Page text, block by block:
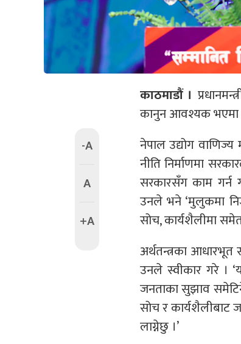
-A
A
+A
काठमाडौं ।
कानुन आवश्यक भएमा
नेपाल उद्योग
नीति निर्माणमा
सरकारसँग काम गर्न
उनले भने ‘मुलुकमा
सोच, कार्यशैलीमा
अर्थतन्त्रका
उनले स्वीकार गरे ।
जनताका सुझाव
सोच र कार्यशैलीबाट
लाग्नेछु ।’